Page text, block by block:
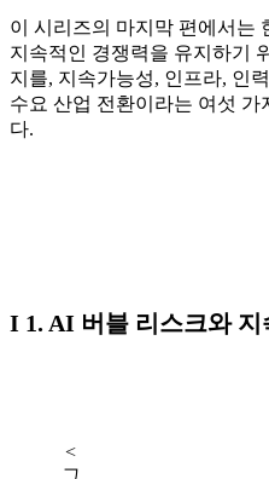
이 시리즈의 마지막 편에서는
지속적인 경쟁력을 유지하기
지를, 지속가능성, 인프라, 인
수요 산업 전환이라는 여섯
다.
I 1. AI 버블 리스크와
<
그